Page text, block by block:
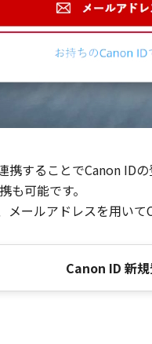
することでCanon IDの
も可能です。
ールアドレスを用いて
Canon ID 新